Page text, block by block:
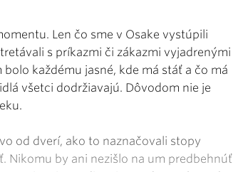
Len čo sme v Osake vystúpili
s príkazmi či zákazmi vyjadrenými
každému jasné, kde má stáť a čo má
všetci dodržiavajú. Dôvodom nie je
od dverí, ako to naznačovali stopy
Nikomu by ani nezišlo na um predbehnúť